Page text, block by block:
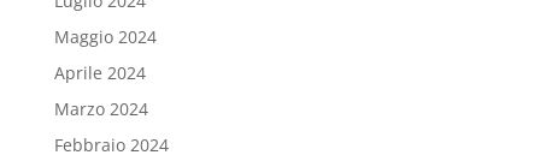
Maggio 2024
Aprile 2024
Marzo 2024
Febbraio 2024